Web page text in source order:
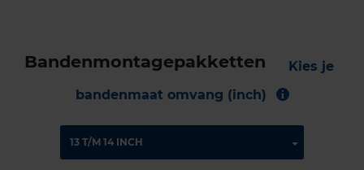
Bandenmontagepakketten
Kies je
bandenmaat omvang (inch)